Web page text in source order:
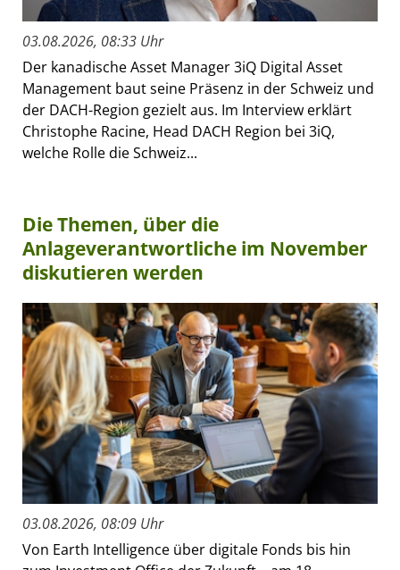
03.08.2026, 08:33 Uhr
Der kanadische Asset Manager 3iQ Digital Asset
Management baut seine Präsenz in der Schweiz und
der DACH-Region gezielt aus. Im Interview erklärt
Christophe Racine, Head DACH Region bei 3iQ,
welche Rolle die Schweiz...
Die Themen, über die
Anlageverantwortliche im November
diskutieren werden
03.08.2026, 08:09 Uhr
Von Earth Intelligence über digitale Fonds bis hin